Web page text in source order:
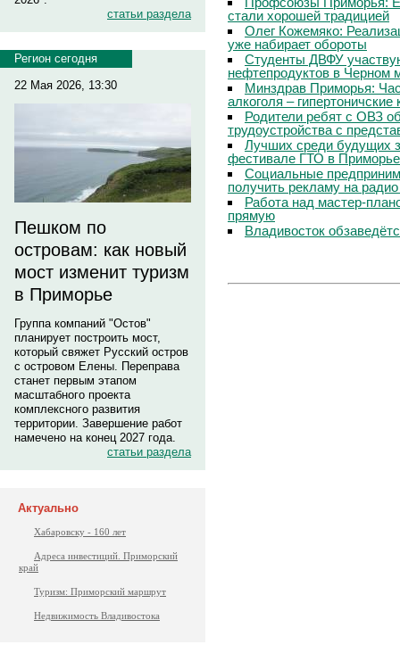
статьи раздела
Регион сегодня
22 Мая 2026, 13:30
Пешком по
островам: как новый
мост изменит туризм
в Приморье
Группа компаний "Остов"
планирует построить мост,
который свяжет Русский остров
с островом Елены. Переправа
станет первым этапом
масштабного проекта
комплексного развития
территории. Завершение работ
намечено на конец 2027 года.
статьи раздела
Актуально
Хабаровску - 160 лет
Адреса инвестиций. Приморский
край
Туризм: Приморский маршрут
Недвижимость Владивостока
стали хорошей традицией
Олег Кожемяко:
уже набирает обороты
Студенты ДВФУ
нефтепродуктов в Черном
Минздрав Приморья:
алкоголя –
Родители ребят с ОВЗ
трудоустройства с
Лучших среди будущих
фестивале ГТО в Приморье
Социальные
получить рекламу на
Работа над мастер-
прямую
Владивосток